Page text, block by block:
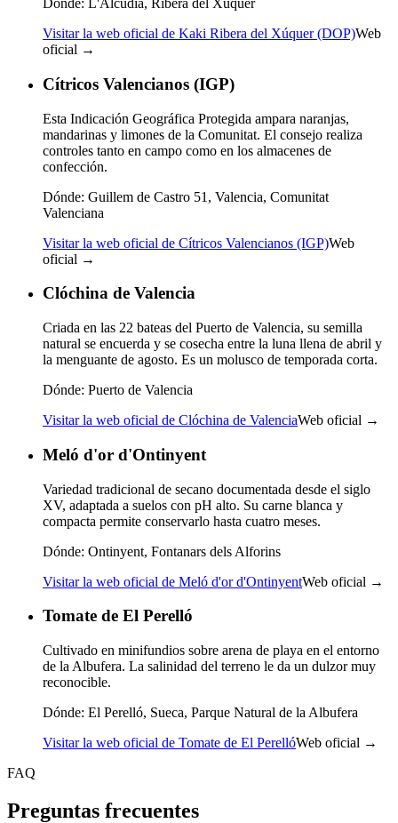
Dónde: L'Alcúdia, Ribera del Xúquer
Visitar la web oficial de Kaki Ribera del Xúquer (DOP)Web
oficial →
Cítricos Valencianos (IGP)
Esta Indicación Geográfica Protegida ampara naranjas,
mandarinas y limones de la Comunitat. El consejo realiza
controles tanto en campo como en los almacenes de
confección.
Dónde: Guillem de Castro 51, Valencia, Comunitat
Valenciana
Visitar la web oficial de Cítricos Valencianos (IGP)Web
oficial →
Clóchina de Valencia
Criada en las 22 bateas del Puerto de Valencia, su semilla
natural se encuerda y se cosecha entre la luna llena de abril y
la menguante de agosto. Es un molusco de temporada corta.
Dónde: Puerto de Valencia
Visitar la web oficial de Clóchina de ValenciaWeb oficial →
Meló d'or d'Ontinyent
Variedad tradicional de secano documentada desde el siglo
XV, adaptada a suelos con pH alto. Su carne blanca y
compacta permite conservarlo hasta cuatro meses.
Dónde: Ontinyent, Fontanars dels Alforins
Visitar la web oficial de Meló d'or d'OntinyentWeb oficial →
Tomate de El Perelló
Cultivado en minifundios sobre arena de playa en el entorno
de la Albufera. La salinidad del terreno le da un dulzor muy
reconocible.
Dónde: El Perelló, Sueca, Parque Natural de la Albufera
Visitar la web oficial de Tomate de El PerellóWeb oficial →
FAQ
Preguntas frecuentes